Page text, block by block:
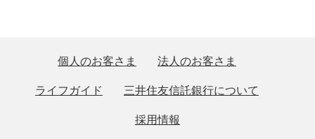
個人のお客さま
法人のお客さま
ライフガイド
三井住友信託銀行について
採用情報